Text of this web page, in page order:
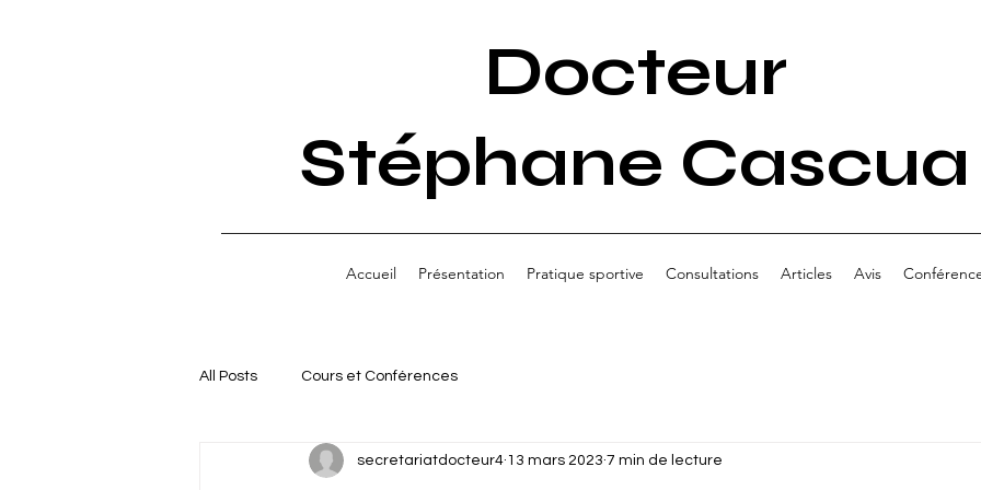
Docteur
Stéphane Cascua
Accueil Présentation Pratique sportive Consultations Articles Avis
All Posts Cours et Conférences
secretariatdocteur4 13 mars 2023 7 min de lecture